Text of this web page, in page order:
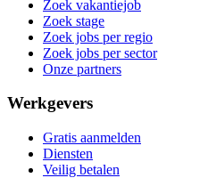
Zoek vakantiejob
Zoek stage
Zoek jobs per regio
Zoek jobs per sector
Onze partners
Werkgevers
Gratis aanmelden
Diensten
Veilig betalen